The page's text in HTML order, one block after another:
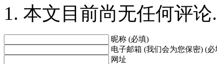
本文目前尚无任何评论.
昵称 (必填)
电子邮箱 (我们会为您保密) (必
网址